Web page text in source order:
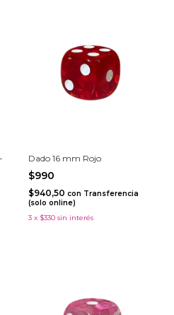
Dado 16 mm Rojo
$990
$940,50 con Transferencia
(solo online)
3 x $330 sin interés